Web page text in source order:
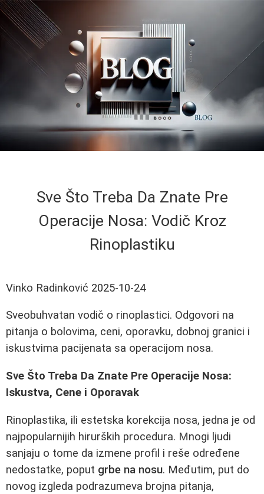
Sve Što Treba Da Znate Pre
Operacije Nosa: Vodič Kroz
Rinoplastiku
Vinko Radinković 2025-10-24
Sveobuhvatan vodič o rinoplastici. Odgovori na
pitanja o bolovima, ceni, oporavku, dobnoj granici i
iskustvima pacijenata sa operacijom nosa.
Sve Što Treba Da Znate Pre Operacije Nosa:
Iskustva, Cene i Oporavak
Rinoplastika, ili estetska korekcija nosa, jedna je od
najpopularnijih hirurških procedura. Mnogi ljudi
sanjaju o tome da izmene profil i reše određene
nedostatke, poput grbe na nosu. Međutim, put do
novog izgleda podrazumeva brojna pitanja,